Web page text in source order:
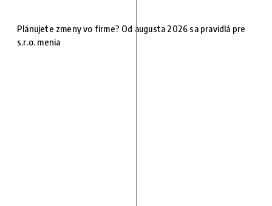
Plánujete zmeny vo firme? Od augusta 2026 sa pravidlá pre
s.r.o. menia